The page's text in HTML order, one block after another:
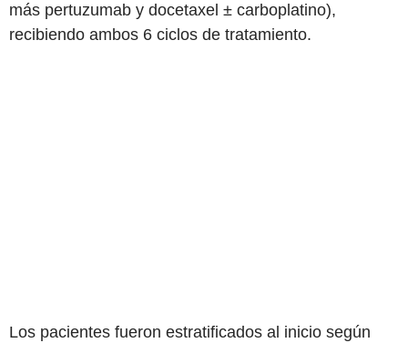
más pertuzumab y docetaxel ± carboplatino),
recibiendo ambos 6 ciclos de tratamiento.
Los pacientes fueron estratificados al inicio según